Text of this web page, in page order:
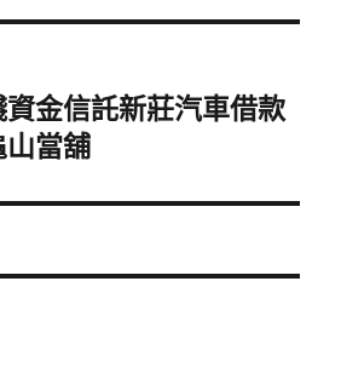
金信託新莊汽車借款
當舖